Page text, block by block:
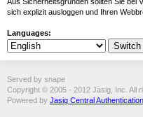
sich explizit ausloggen und Ihren
Languages:
Served by snape
Copyright © 2005 - 2012 Jasig, Inc. All
Powered by Jasig Central